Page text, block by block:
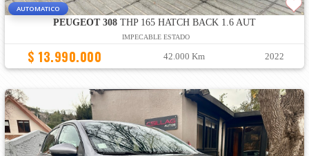
AUTOMATICO
PEUGEOT 308THP 165 HATCH BACK 1.6 AUT
IMPECABLE ESTADO
$ 13.990.000 42.000 Km 2022